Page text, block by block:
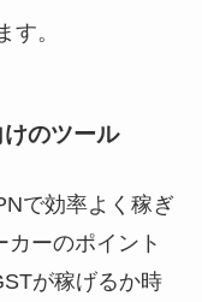
す。
のツール
で効率よく稼ぎ
ーのポイント
が稼げるか時